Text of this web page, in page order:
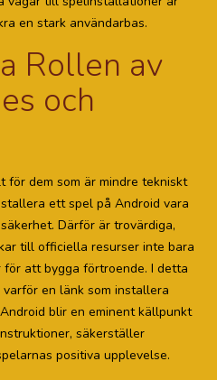
en stark användarbas.
Rollen av
och
för dem som är mindre tekniskt
ett spel på Android vara
Därför är trovärdiga,
till officiella resurser inte bara
att bygga förtroende. I detta
en länk som installera
blir en eminent källpunkt
säkerställer
positiva upplevelse.